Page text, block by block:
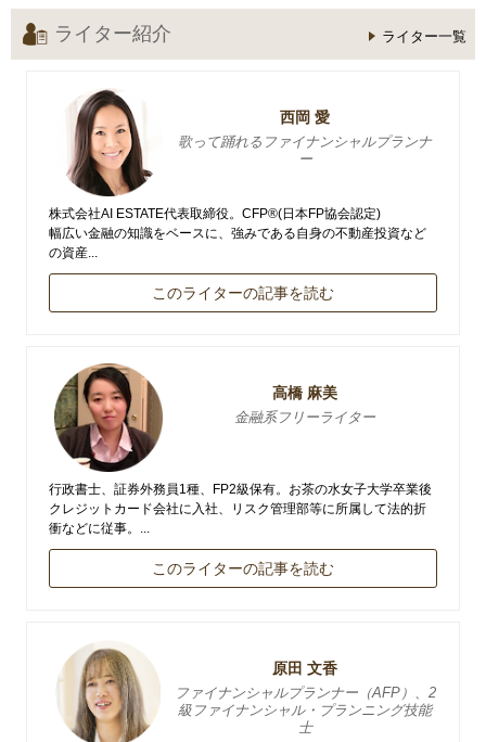
ライター紹介 ライター一覧
西岡 愛
歌って踊れるファイナンシャルプランナ
ー
株式会社AI ESTATE代表取締役。CFP®(日本FP協会認定)
幅広い金融の知識をベースに、強みである自身の不動産投資など
の資産...
このライターの記事を読む
高橋 麻美
金融系フリーライター
行政書士、証券外務員1種、FP2級保有。お茶の水女子大学卒業後
クレジットカード会社に入社、リスク管理部等に所属して法的折
衝などに従事。...
このライターの記事を読む
原田 文香
ファイナンシャルプランナー（AFP）、2
級ファイナンシャル・プランニング技能
士